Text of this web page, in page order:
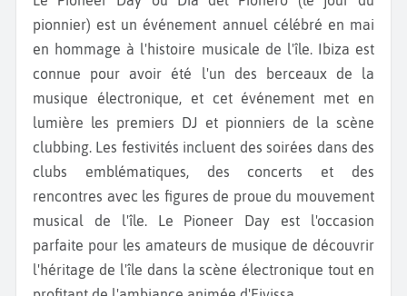
pionnier) est un événement annuel célébré en mai
en hommage à l'histoire musicale de l'île. Ibiza est
connue pour avoir été l'un des berceaux de la
musique électronique, et cet événement met en
lumière les premiers DJ et pionniers de la scène
clubbing. Les festivités incluent des soirées dans des
clubs emblématiques, des concerts et des
rencontres avec les figures de proue du mouvement
musical de l'île. Le Pioneer Day est l'occasion
parfaite pour les amateurs de musique de découvrir
l'héritage de l'île dans la scène électronique tout en